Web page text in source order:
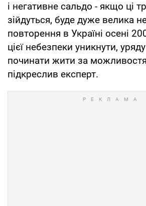
і негативне сальдо - якщо ці
зійдуться, буде дуже велика
повторення в Україні осені
цієї небезпеки уникнути,
починати жити за
підкреслив експерт.